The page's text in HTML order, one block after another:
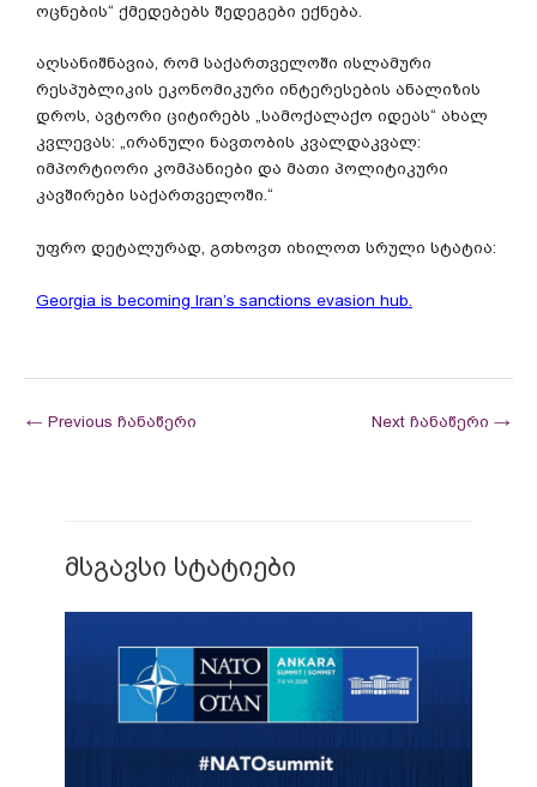
ოცნების“ ქმედებებს შედეგები ექნება.
აღსანიშნავია, რომ საქართველოში ისლამური
რესპუბლიკის ეკონომიკური ინტერესების ანალიზის
დროს, ავტორი ციტირებს „სამოქალაქო იდეას“ ახალ
კვლევას: „ირანული ნავთობის კვალდაკვალ:
იმპორტიორი კომპანიები და მათი პოლიტიკური
კავშირები საქართველოში.“
უფრო დეტალურად, გთხოვთ იხილოთ სრული სტატია:
Georgia is becoming Iran’s sanctions evasion hub.
← Previous ჩანაწერი Next ჩანაწერი →
მსგავსი სტატიები